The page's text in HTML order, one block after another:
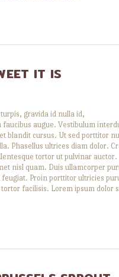
IT IS
gravida id nulla id,
faucibus augue. Vestibulum
blandit cursus. Ut sed porttitor
Phasellus ultrices diam dolor.
tortor ut pulvinar auctor.
nisl quam. Duis ullamcorper
feugiat. Proin porttitor ultricies
facilisis. Lorem ipsum dolor